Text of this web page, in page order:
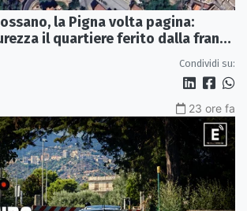
la Pigna volta pagina:
il quartiere ferito dalla frana
Condividi su:
23 ore fa